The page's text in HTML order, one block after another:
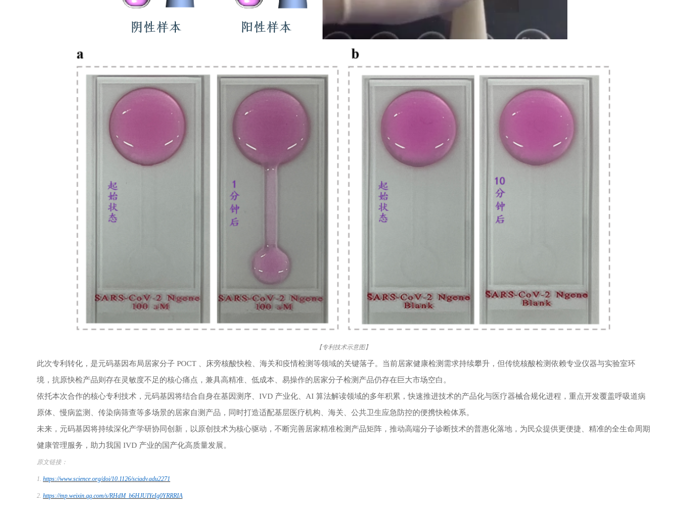
【专利技术示意图】
此次专利转化，是元码基因布局居家分子 POCT
床旁核酸快检、海关和疫情检测等领域的关键落子。当前居家健康检测需求持续攀升，但传统核酸检测依赖专业仪器与实验室环
境，抗原快检产品则存在灵敏度不足的核心痛点，兼具高精准、低成本、易操作的居家分子检测产品仍存在巨大市场空白。
依托本次合作的核心专利技术，元码基因将结合自身在基因测序、 IVD 产业化、AI 算法解读领域的多年积累，快速推进技术的产品化与医疗器械合规化进程，重点开发覆盖呼吸道病
原体、慢病监测、传染病筛查等多场景的居家自测产品，同时打造适配基层医疗机构、 海关、 公共卫生应急防控的便携快检体系。
未来，元码基因将持续深化产学研协同创新，以原创技术为核心驱动，不断完善居家精准检测产品矩阵，推动高端分子诊断技术的普惠化落地，为民众提供更便捷、精准的全生命周期
健康管理服务，助力我国 IVD 产业的国产化高质量发展。
原文链接：
1. https://www.science.org/doi/10.1126/sciadv.adu2271
2. https://mp.weixin.qq.com/s/RHdM_b6HJUIYeIg0YRRRIA